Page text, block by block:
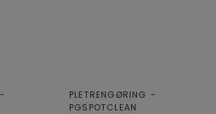
PLETRENGØRING
PGSPOTCLEAN